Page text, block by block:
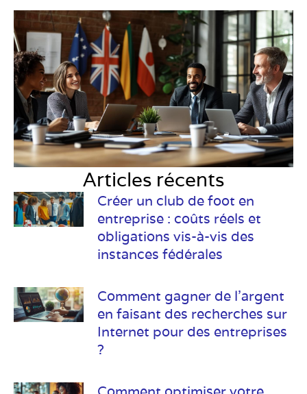
Articles récents
Créer un club de foot en
entreprise : coûts réels et
obligations vis-à-vis des
instances fédérales
Comment gagner de l’argent
en faisant des recherches sur
Internet pour des entreprises
?